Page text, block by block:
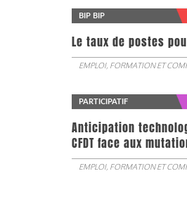
BIP BIP
Le taux de postes
EMPLOI, FORMATION ET
PARTICIPATIF
Anticipation
CFDT face aux
EMPLOI, FORMATION ET